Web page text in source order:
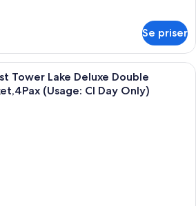
Se priser
Ett hotellrum med två sängar, ett
Tower Lake Deluxe Double
(Usage: CI Day Only)